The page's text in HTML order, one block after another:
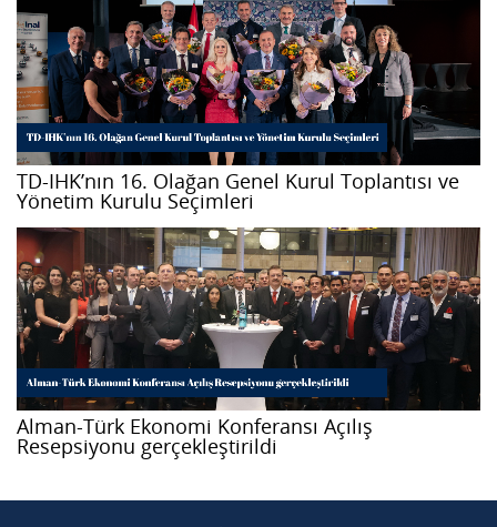
TD-IHK’nın 16. Olağan Genel Kurul Toplantısı ve
Yönetim Kurulu Seçimleri
Alman-Türk Ekonomi Konferansı Açılış
Resepsiyonu gerçekleştirildi